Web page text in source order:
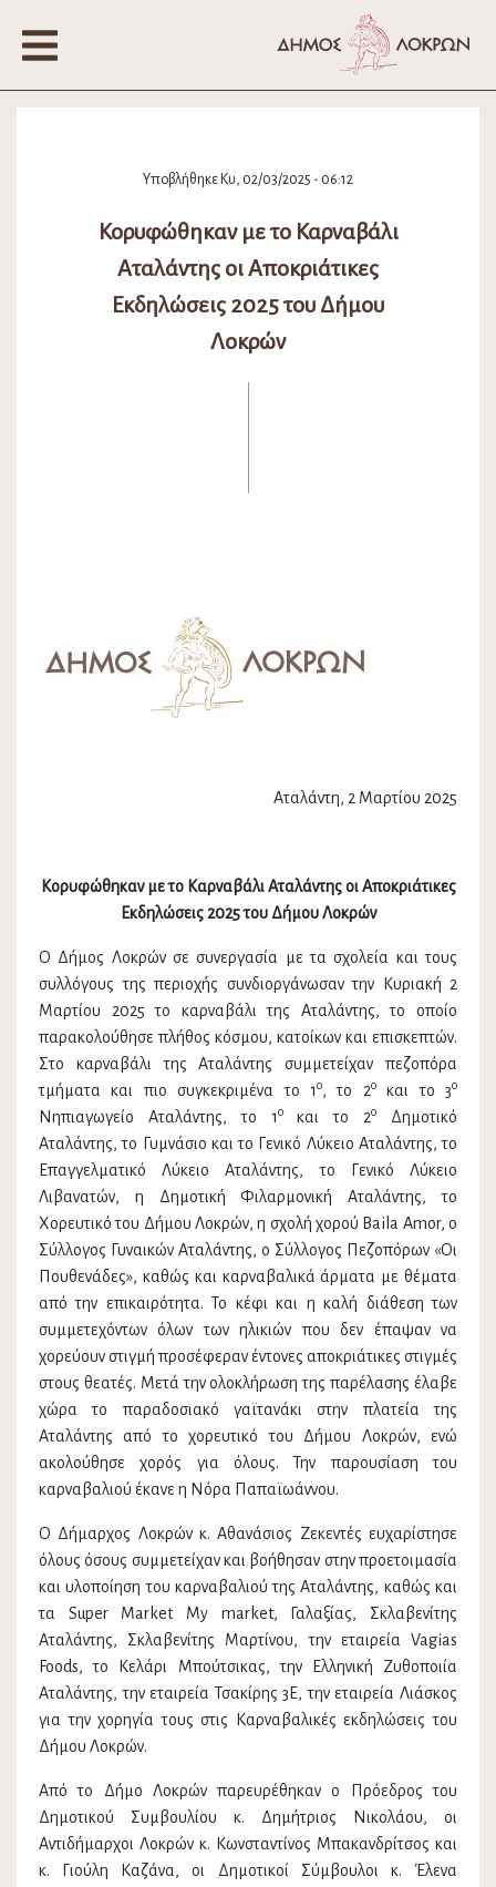
Υποβλήθηκε Κυ, 02/03/2025 - 06:12
Κορυφώθηκαν με το Καρναβάλι
Αταλάντης οι Αποκριάτικες
Εκδηλώσεις 2025 του Δήμου
Λοκρών
Αταλάντη, 2 Μαρτίου 2025
Κορυφώθηκαν με το Καρναβάλι Αταλάντης οι Αποκριάτικες
Εκδηλώσεις 2025 του Δήμου Λοκρών
Ο Δήμος Λοκρών σε συνεργασία με τα σχολεία και τους
συλλόγους της περιοχής συνδιοργάνωσαν την Κυριακή 2
Μαρτίου 2025 το καρναβάλι της Αταλάντης, το οποίο
παρακολούθησε πλήθος κόσμου, κατοίκων και επισκεπτών.
Στο καρναβάλι της Αταλάντης συμμετείχαν πεζοπόρα
τμήματα και πιο συγκεκριμένα το 1ο, το 2οκαι το 3ο
Νηπιαγωγείο Αταλάντης, το 1οκαι το 2ο
Δημοτικό
Αταλάντης, το Γυμνάσιο και το Γενικό Λύκειο Αταλάντης, το
Επαγγελματικό Λύκειο Αταλάντης, το Γενικό Λύκειο
Λιβανατών, η Δημοτική Φιλαρμονική Αταλάντης, το
Χορευτικό του Δήμου Λοκρών, η σχολή χορού Baila Amor, ο
Σύλλογος Γυναικών Αταλάντης, ο Σύλλογος Πεζοπόρων «Οι
Πουθενάδες», καθώς και καρναβαλικά άρματα με θέματα
από την επικαιρότητα. Το κέφι και η καλή διάθεση των
συμμετεχόντων όλων των ηλικιών που δεν έπαψαν να
χορεύουν στιγμή προσέφεραν έντονες αποκριάτικες στιγμές
στους θεατές. Μετά την ολοκλήρωση της παρέλασης έλαβε
χώρα το παραδοσιακό γαϊτανάκι στην πλατεία της
Αταλάντης από το χορευτικό του Δήμου Λοκρών, ενώ
ακολούθησε χορός για όλους. Την παρουσίαση του
καρναβαλιού έκανε η Νόρα Παπαϊωάννου.
Ο Δήμαρχος Λοκρών κ. Αθανάσιος Ζεκεντές ευχαρίστησε
όλους όσους συμμετείχαν και βοήθησαν στην προετοιμασία
και υλοποίηση του καρναβαλιού της Αταλάντης, καθώς και
τα Super Market My market, Γαλαξίας, Σκλαβενίτης
Αταλάντης, Σκλαβενίτης Μαρτίνου, την εταιρεία Vagias
Foods, το Κελάρι Μπούτσικας, την Ελληνική Ζυθοποιία
Αταλάντης, την εταιρεία Τσακίρης 3Ε, την εταιρεία Λιάσκος
για την χορηγία τους στις Καρναβαλικές εκδηλώσεις του
Δήμου Λοκρών.
Από το Δήμο Λοκρών παρευρέθηκαν ο Πρόεδρος του
Δημοτικού Συμβουλίου κ. Δημήτριος Νικολάου, οι
Αντιδήμαρχοι Λοκρών κ. Κωνσταντίνος Μπακανδρίτσος και
κ. Γιούλη Καζάνα, οι Δημοτικοί Σύμβουλοι κ. Έλενα